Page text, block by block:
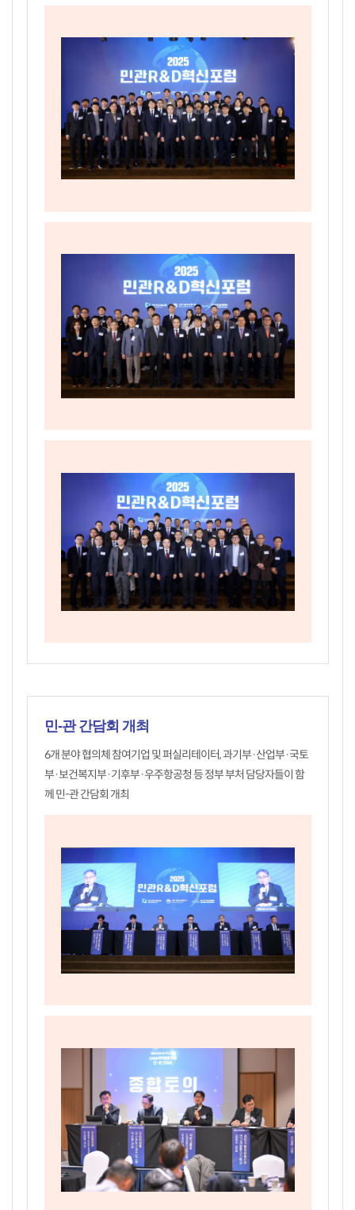
민-관 간담회 개최
6개 분야 협의체 참여기업 및 퍼실리테이터, 과기부·산업부·국토
부·보건복지부·기후부·우주항공청 등 정부 부처 담당자들이 함
께 민-관 간담회 개최